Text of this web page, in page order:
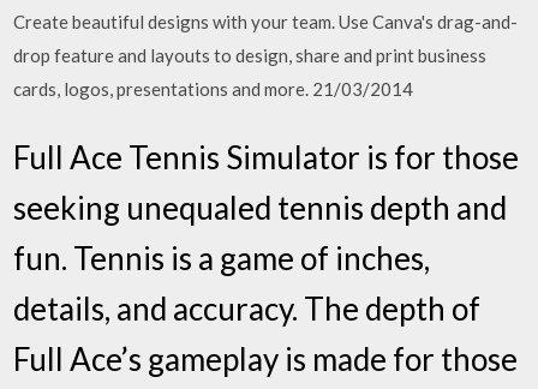
Create beautiful designs with your team. Use Canva's drag-and-
drop feature and layouts to design, share and print business
cards, logos, presentations and more. 21/03/2014
Full Ace Tennis Simulator is for those
seeking unequaled tennis depth and
fun. Tennis is a game of inches,
details, and accuracy. The depth of
Full Ace’s gameplay is made for those